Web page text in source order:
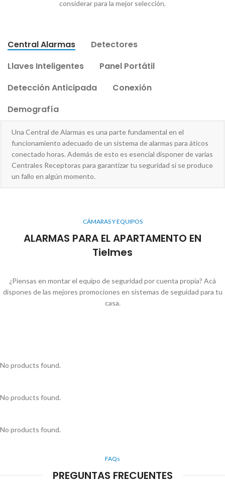
considerar para la mejor selección.
Central Alarmas
Detectores
Llaves Inteligentes
Panel Portátil
Detección Anticipada
Conexión
Demografía
Una Central de Alarmas es una parte fundamental en el
funcionamiento adecuado de un sistema de alarmas para áticos
conectado horas. Además de esto es esencial disponer de varias
Centrales Receptoras para garantizar tu seguridad si se produce
un fallo en algún momento.
CÁMARAS Y EQUIPOS
ALARMAS PARA EL APARTAMENTO EN
Tielmes
¿Piensas en montar el equipo de seguridad por cuenta propia? Acá
dispones de las mejores promociones en sistemas de seguidad para tu
casa.
No products found.
No products found.
No products found.
FAQs
PREGUNTAS FRECUENTES